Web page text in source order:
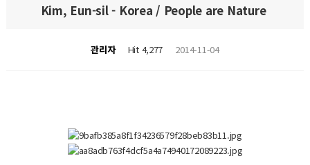
Kim, Eun-sil - Korea / People are Nature
관리자 Hit 4,277 2014-11-04